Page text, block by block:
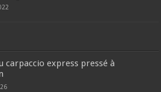
carpaccio express pressé à